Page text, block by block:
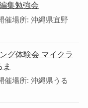
集勉強会
催場所: 沖縄県宜野
グ体験会 マイクラ
催場所: 沖縄県うる